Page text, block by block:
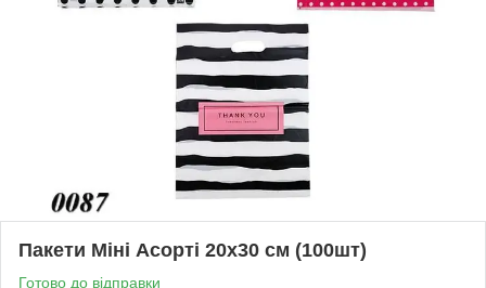
Пакети Міні Асорті 20х30 см (100шт)
Готово до відправки